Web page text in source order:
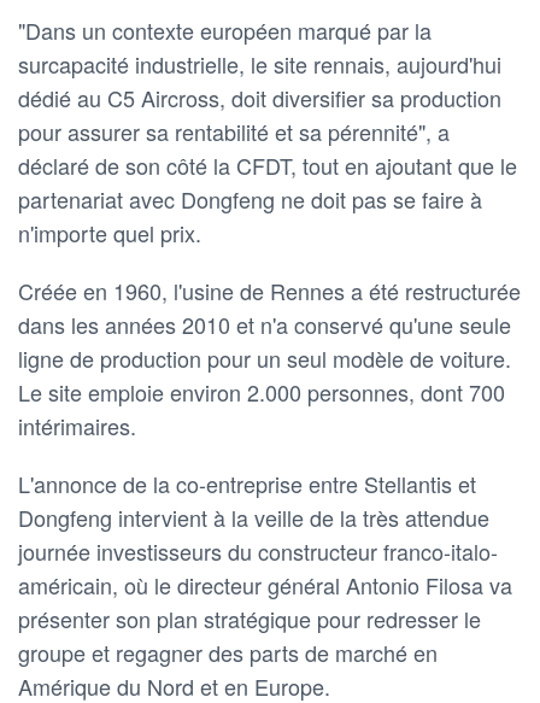
"Dans ‌un contexte européen marqué par la
surcapacité industrielle, le site rennais, ⁠aujourd'hui
dédié au C5 Aircross, doit diversifier sa production
pour assurer ⁠sa rentabilité et ‌sa pérennité", a
déclaré de son côté la CFDT, tout en ajoutant que le
​partenariat avec Dongfeng ne doit pas se ‌faire à
n'importe quel prix.
Créée en 1960, l'usine de Rennes a été restructurée
dans les années 2010 ​et n'a conservé qu'une seule
ligne de production pour un seul modèle de voiture.
Le site emploie environ 2.000 personnes, dont 700
intérimaires.
L'annonce de la ⁠co-entreprise entre Stellantis et
Dongfeng intervient à la veille de la très attendue
journée investisseurs du constructeur franco-italo-
américain, où le directeur général Antonio Filosa va
présenter son plan stratégique pour redresser le
groupe et regagner des parts de marché en
Amérique du Nord et en Europe.